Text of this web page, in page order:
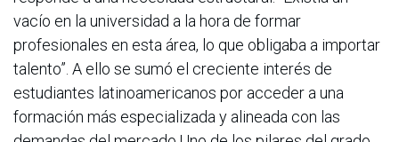
vacío en la universidad a la hora de formar
profesionales en esta área, lo que obligaba a importar
talento”. A ello se sumó el creciente interés de
estudiantes latinoamericanos por acceder a una
formación más especializada y alineada con las